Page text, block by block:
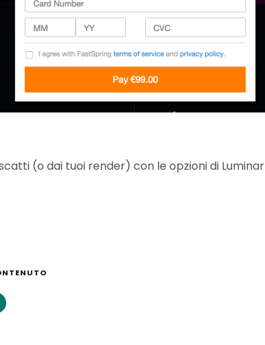
(o dai tuoi render) con le opzioni di Luminar